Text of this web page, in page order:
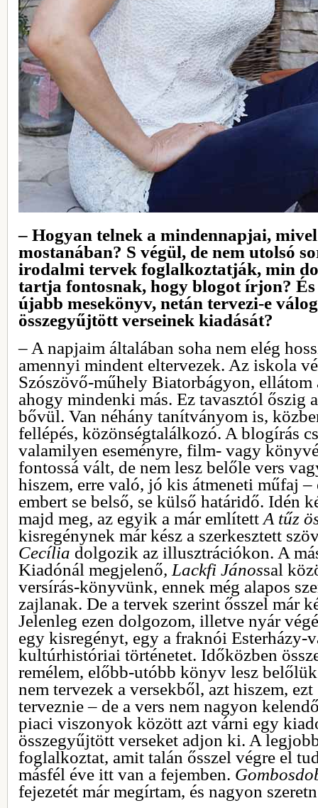
– Hogyan telnek a mindennapjai,
mostanában? S végül, de nem utolsó
irodalmi tervek foglalkoztatják, min
tartja fontosnak, hogy blogot írjon?
újabb mesekönyv, netán tervezi-e
összegyűjtött verseinek kiadását?
– A napjaim általában soha nem elég
amennyi mindent eltervezek. Az iskola
Szószövő-műhely Biatorbágyon, ellátom
ahogy mindenki más. Ez tavasztól őszig
bővül. Van néhány tanítványom is,
fellépés, közönségtalálkozó. A blogírás
valamilyen eseményre, film- vagy
fontossá vált, de nem lesz belőle vers
hiszem, erre való, jó kis átmeneti műfaj –
embert se belső, se külső határidő. Idén
majd meg, az egyik a már említett A tűz
kisregénynek már kész a szerkesztett
Cecília dolgozik az illusztrációkon. A
Kiadónál megjelenő, Lackfi Jánossal
versírás-könyvünk, ennek még alapos
zajlanak. De a tervek szerint ősszel már
Jelenleg ezen dolgozom, illetve nyár
egy kisregényt, egy a fraknói Esterházy-
kultúrhistóriai történetet. Időközben
remélem, előbb-utóbb könyv lesz
nem tervezek a versekből, azt hiszem,
terveznie – de a vers nem nagyon
piaci viszonyok között azt várni egy
összegyűjtött verseket adjon ki. A
foglalkoztat, amit talán ősszel végre el
másfél éve itt van a fejemben.
fejezetét már megírtam, és nagyon